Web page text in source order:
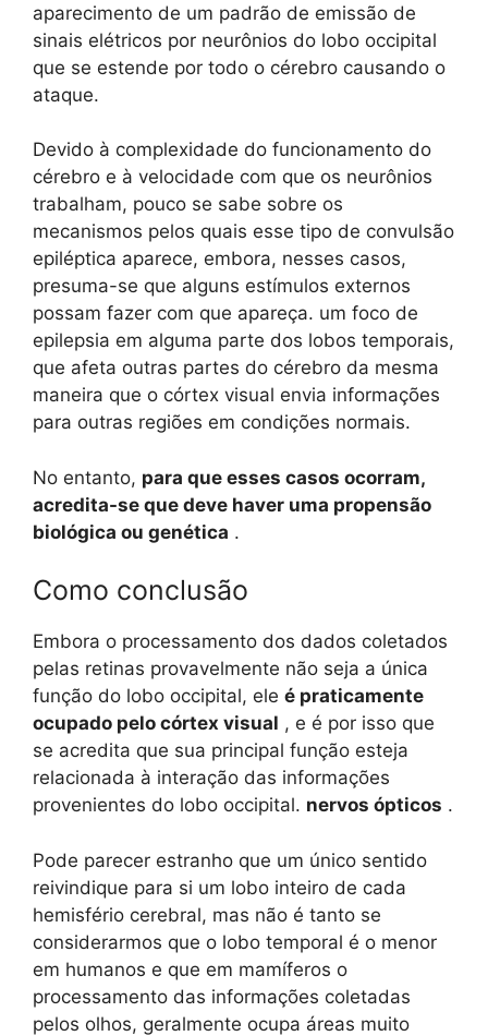
aparecimento de um padrão de emissão de
sinais elétricos por neurônios do lobo occipital
que se estende por todo o cérebro causando o
ataque.
Devido à complexidade do funcionamento do
cérebro e à velocidade com que os neurônios
trabalham, pouco se sabe sobre os
mecanismos pelos quais esse tipo de convulsão
epiléptica aparece, embora, nesses casos,
presuma-se que alguns estímulos externos
possam fazer com que apareça. um foco de
epilepsia em alguma parte dos lobos temporais,
que afeta outras partes do cérebro da mesma
maneira que o córtex visual envia informações
para outras regiões em condições normais.
No entanto, para que esses casos ocorram,
acredita-se que deve haver uma propensão
biológica ou genética .
Como conclusão
Embora o processamento dos dados coletados
pelas retinas provavelmente não seja a única
função do lobo occipital, ele é praticamente
ocupado pelo córtex visual , e é por isso que
se acredita que sua principal função esteja
relacionada à interação das informações
provenientes do lobo occipital. nervos ópticos .
Pode parecer estranho que um único sentido
reivindique para si um lobo inteiro de cada
hemisfério cerebral, mas não é tanto se
considerarmos que o lobo temporal é o menor
em humanos e que em mamíferos o
processamento das informações coletadas
pelos olhos, geralmente ocupa áreas muito